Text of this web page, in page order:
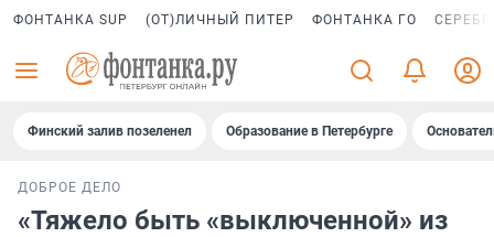
ФОНТАНКА SUP (ОТ)ЛИЧНЫЙ ПИТЕР ФОНТАНКА ГО
Финский залив позеленел Образование в Петербурге
ДОБРОЕ ДЕЛО
«Тяжело быть «выключенной» из